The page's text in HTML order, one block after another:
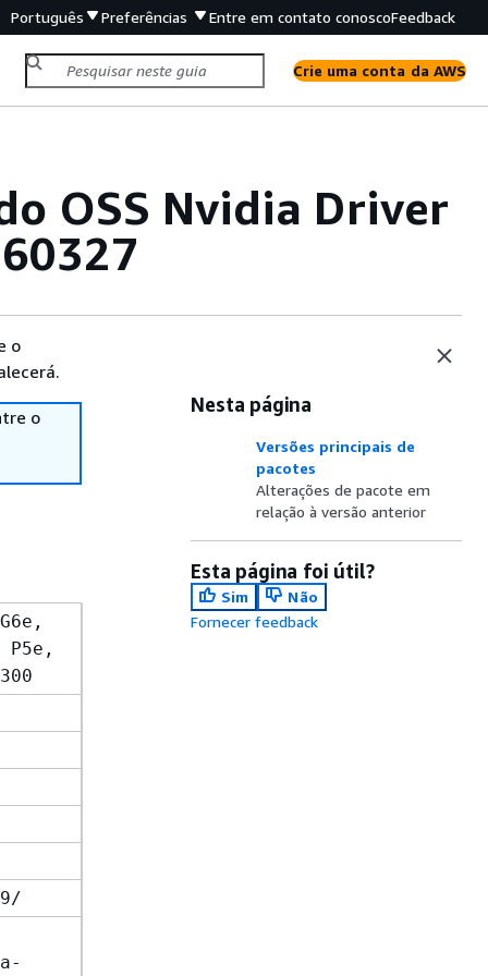
Português Preferências Entre em contato conoscoFeedback
Crie uma conta da AWS
OSS Nvidia Driver
o
o
Nesta página
Versões principais de
pacotes
Alterações de pacote em
relação à versão anterior
Esta página foi útil?
Sim
Não
Fornecer feedback